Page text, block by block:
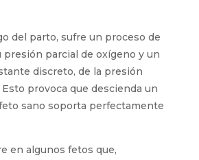
del parto, sufre un proceso de
presión parcial de oxígeno y un
discreto, de la presión
Esto provoca que descienda un
sano soporta perfectamente
en algunos fetos que,